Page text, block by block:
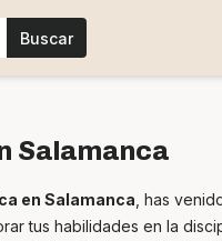
Salamanca
en Salamanca , has
tus habilidades en la